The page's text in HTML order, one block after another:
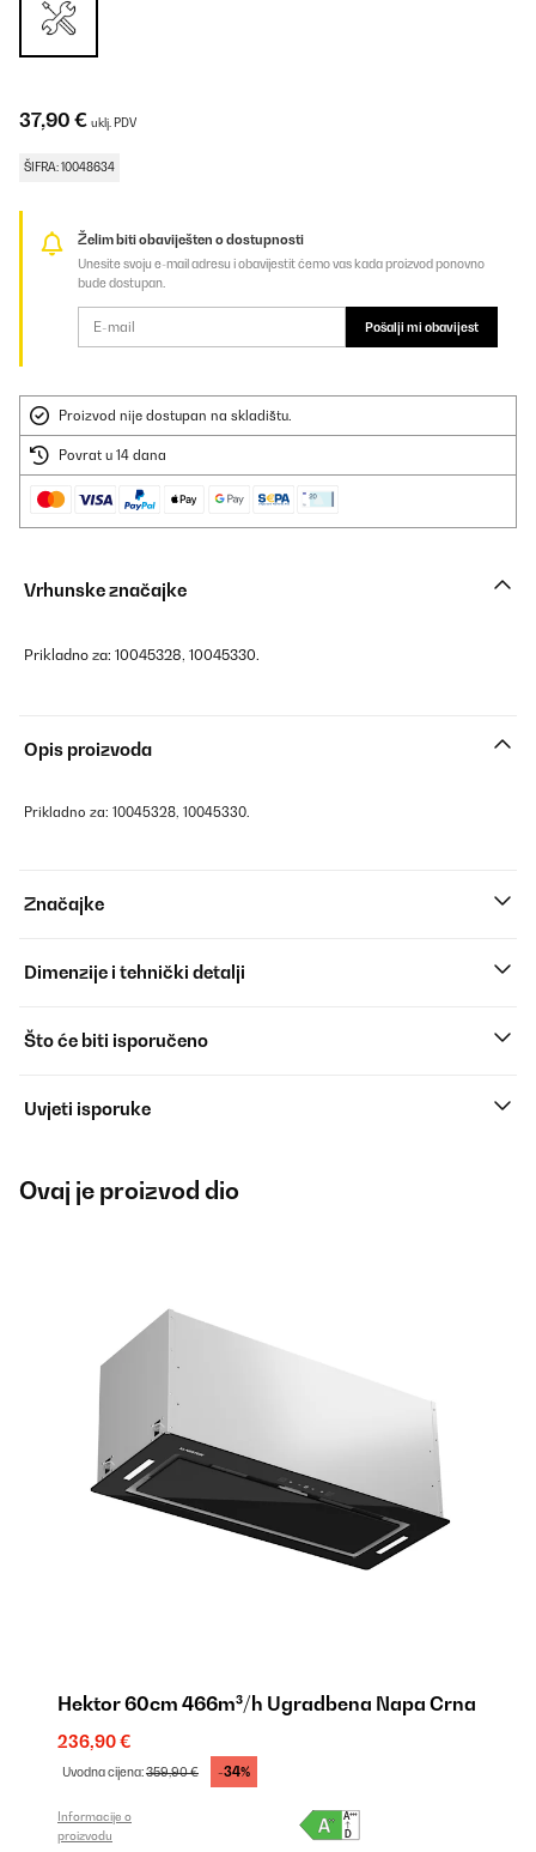
37,90 € uklj. PDV
ŠIFRA: 10048634
Želim biti obaviješten o dostupnosti
Unesite svoju e-mail adresu i obavijestit ćemo vas kada proizvod ponovno
bude dostupan.
Pošalji mi obavijest
Proizvod nije dostupan na skladištu.
Povrat u 14 dana
Vrhunske značajke
Prikladno za: 10045328, 10045330.
Opis proizvoda
Prikladno za: 10045328, 10045330.
Značajke
Dimenzije i tehnički detalji
Što će biti isporučeno
Uvjeti isporuke
Ovaj je proizvod dio
Hektor 60cm 466m³/h Ugradbena Napa Crna
236,90 €
Uvodna cijena:359,90 € -34%
Informacije o
proizvodu